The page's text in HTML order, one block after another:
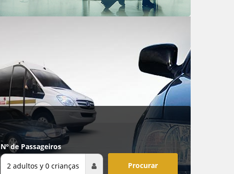
Nº de Passageiros
2 adultos y 0 crianças